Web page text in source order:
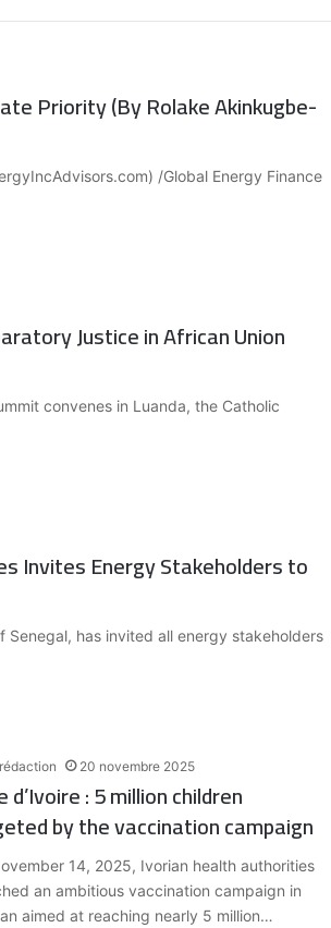
Priority (By Rolake Akinkugbe-
/Global Energy Finance
Justice in African Union
convenes in Luanda, the Catholic
Invites Energy Stakeholders to
Senegal, has invited all energy stakeholders
20 novembre 2025
d’Ivoire : 5 million children
by the vaccination campaign
14, 2025, Ivorian health authorities
an ambitious vaccination campaign in
aimed at reaching nearly 5 million…